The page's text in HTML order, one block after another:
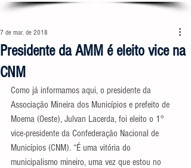
Presidente da AMM é eleito vice na
CNM
7 de mar. de 2018
Como já informamos aqui, o presidente da
Associação Mineira dos Municípios e prefeito de
Moema (Oeste), Julvan Lacerda, foi eleito o 1°
vice-presidente da Confederação Nacional de
Municípios (CNM). “É uma vitória do
municipalismo mineiro, uma vez que estou no